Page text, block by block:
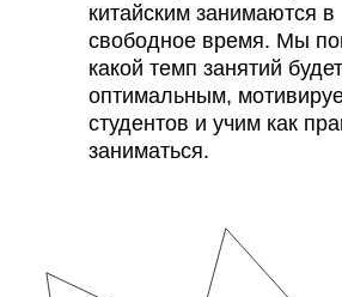
китайским занимаются в
свободное время. Мы
какой темп занятий будет
оптимальным,
студентов и учим как
заниматься.